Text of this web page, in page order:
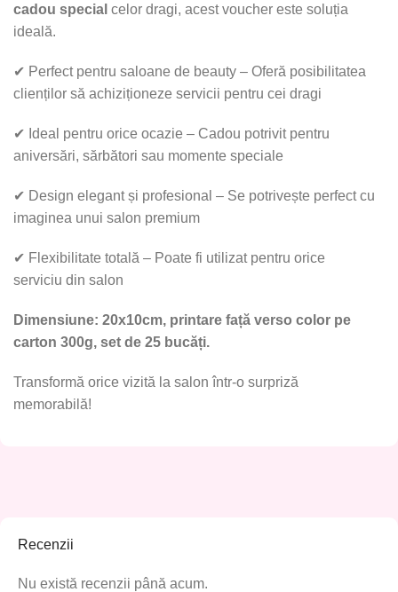
cadou special celor dragi, acest voucher este soluția
ideală.
✔ Perfect pentru saloane de beauty – Oferă posibilitatea
clienților să achiziționeze servicii pentru cei dragi
✔ Ideal pentru orice ocazie – Cadou potrivit pentru
aniversări, sărbători sau momente speciale
✔ Design elegant și profesional – Se potrivește perfect cu
imaginea unui salon premium
✔ Flexibilitate totală – Poate fi utilizat pentru orice
serviciu din salon
Dimensiune: 20x10cm, printare față verso color pe
carton 300g, set de 25 bucăți.
Transformă orice vizită la salon într-o surpriză
memorabilă!
Recenzii
Nu există recenzii până acum.